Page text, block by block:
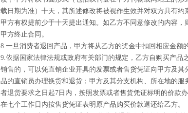
载日期为准）十天，其所述修改将被视作生效并对双方具有约
甲方有权提前少于十天提出通知。如乙方不同意修改的内容
甲方终止合同。
8.一旦消费者退回产品，甲方将从乙方的奖金中扣回相应金额
9.依据国家法律法规或政府有关部门的规定，乙方自购买产品
销售的，可以凭直销企业开具的发票或者售货凭证向甲方及
品的直销员办理换货和退货；甲方及其分支机构、所在地的
者退货要求之日起7日内，按照发票或者售货凭证标明的价款
在七个工作日内按售货凭证表明原产品购买价款退还给乙方。